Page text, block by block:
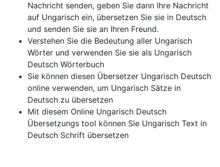
Nachricht senden, geben Sie dann Ihre Nachricht
auf Ungarisch ein, übersetzen Sie sie in Deutsch
und senden Sie sie an Ihren Freund.
Verstehen Sie die Bedeutung aller Ungarisch
Wörter und verwenden Sie sie als Ungarisch
Deutsch Wörterbuch
Sie können diesen Übersetzer Ungarisch Deutsch
online verwenden, um Ungarisch Sätze in
Deutsch zu übersetzen
Mit diesem Online Ungarisch Deutsch
Übersetzungs tool können Sie Ungarisch Text in
Deutsch Schrift übersetzen